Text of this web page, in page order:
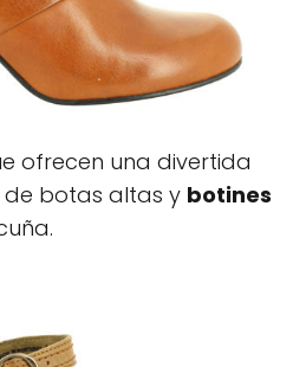
ofrecen una divertida
botas altas y botines